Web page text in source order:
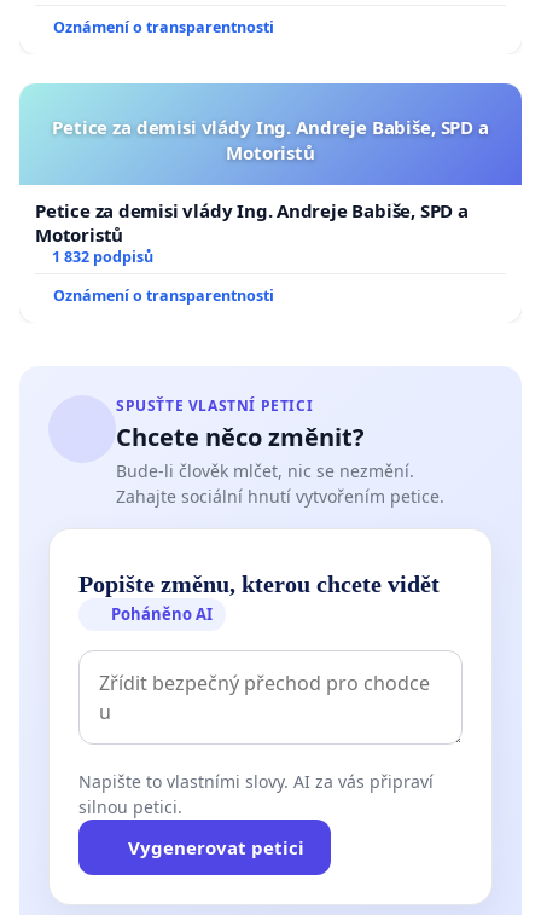
Oznámení o transparentnosti
Petice za demisi vlády Ing. Andreje Babiše, SPD a
Motoristů
Petice za demisi vlády Ing. Andreje Babiše, SPD a
Motoristů
1 832 podpisů
Oznámení o transparentnosti
SPUSŤTE VLASTNÍ PETICI
Chcete něco změnit?
Bude-li člověk mlčet, nic se nezmění.
Zahajte sociální hnutí vytvořením petice.
Popište změnu, kterou chcete vidět
Poháněno AI
Napište to vlastními slovy. AI za vás připraví
silnou petici.
Vygenerovat petici